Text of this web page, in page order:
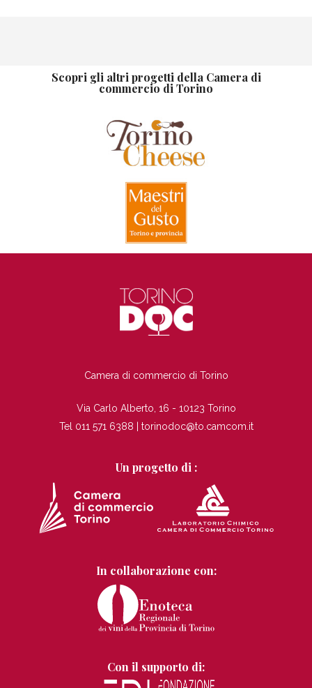
Scopri gli altri progetti della Camera di
commercio di Torino
Camera di commercio di Torino
Via Carlo Alberto, 16 - 10123 Torino
Tel 011 571 6388 | torinodoc@to.camcom.it
Un progetto di :
In collaborazione con:
Con il supporto di: